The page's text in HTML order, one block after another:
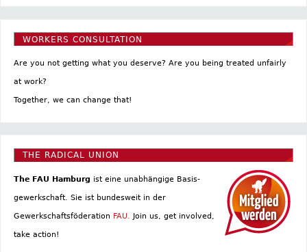
WORKERS CONSULTATION
Are you not getting what you deserve? Are you being treated unfairly
at work?
Together, we can change that!
THE RADICAL UNION
The FAU Hamburg ist eine un­abhängige Basis­
gewerkschaft. Sie ist bundesweit in der
Gewerkschaftsföderation FAU. Join us, get involved,
take action!